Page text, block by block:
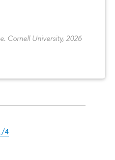
Cornell University, 2026
4